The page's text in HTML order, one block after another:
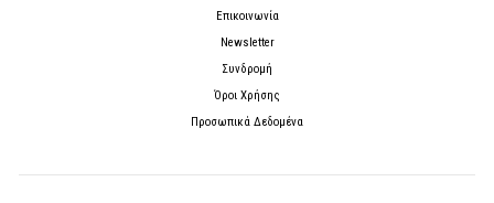
Επικοινωνία
Newsletter
Συνδρομή
Όροι Χρήσης
Προσωπικά Δεδομένα